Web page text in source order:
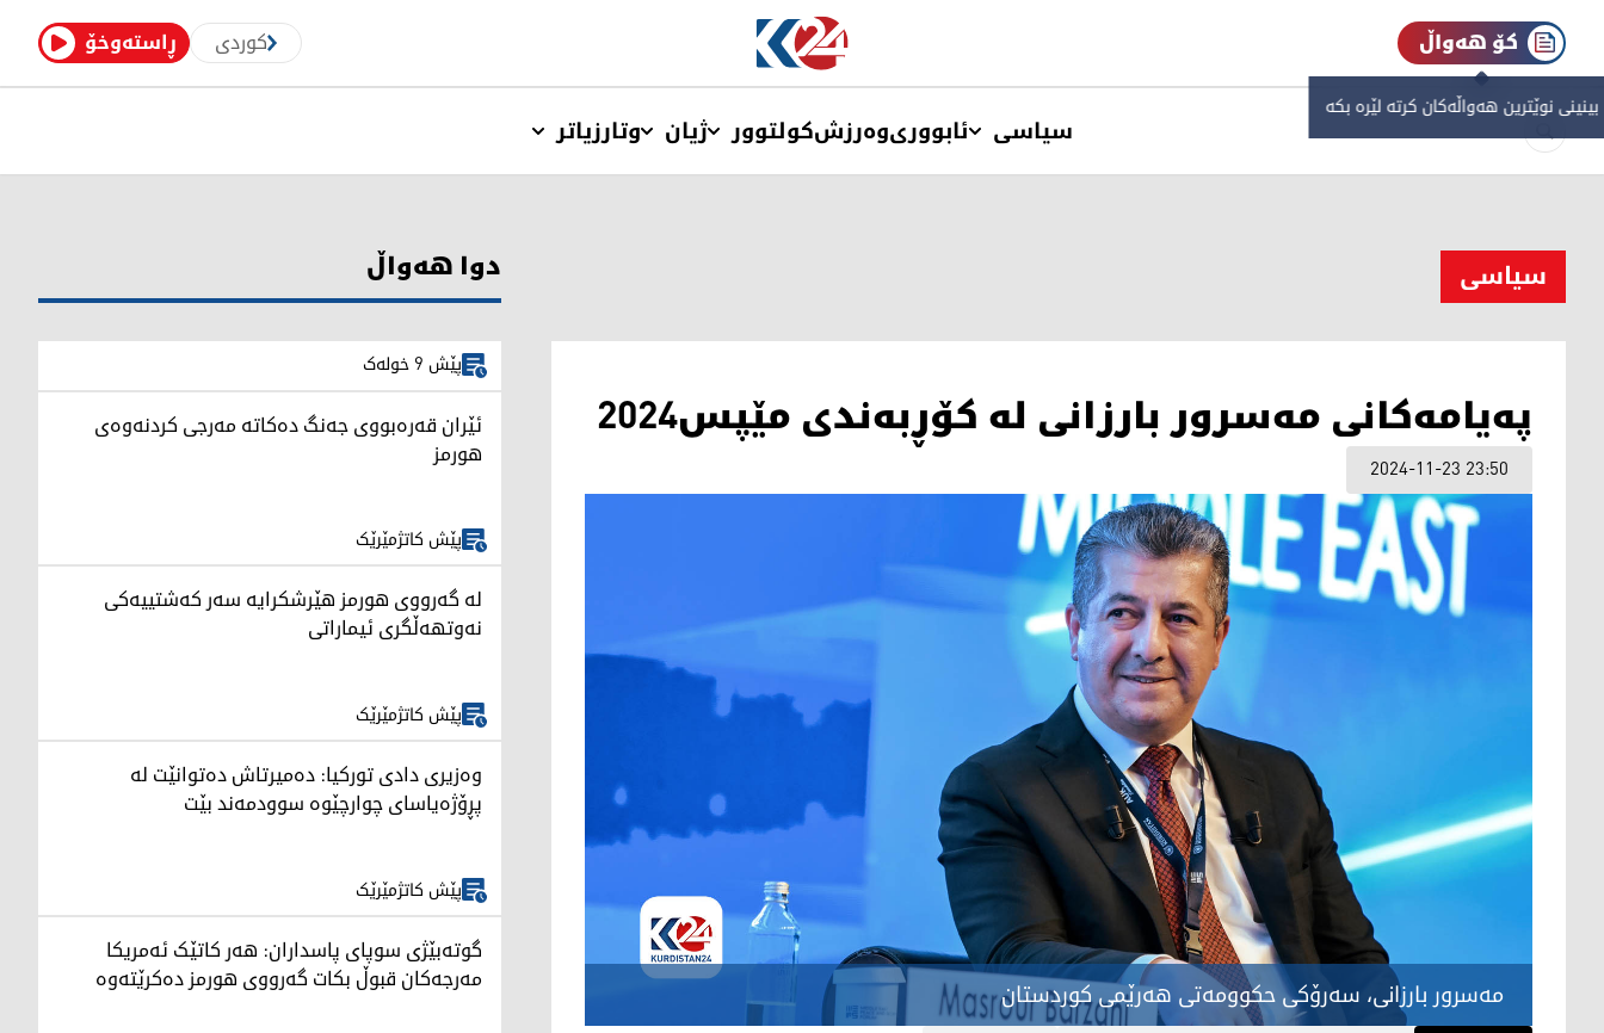
ڕاستەوخۆ کوردی کۆ هەواڵ
نوێترین هەواڵەکان کرتە لێرە بکە
سیاسی ئابووریوەرزشکولتوور ژیان وتارزیاتر
سیاسی
په‌یامه‌كانی مه‌سرور بارزانی له‌ كۆڕبه‌ندی مێپس2024
2024-11-23 23:50
مەسرور بارزانی، سەرۆکی حکوومەتی هەرێمی کوردستان
دوا هەواڵ
پێش 9 خولەک
ئێران قەرەبووی جەنگ دەکاتە مەرجی کردنەوەی
هورمز
پێش کاتژمێرێک
لە گەرووی هورمز هێرشکرایە سەر کەشتییەکی
نەوتهەڵگری ئیماراتی
پێش کاتژمێرێک
وەزیری دادی تورکیا: دەمیرتاش دەتوانێت لە
پڕۆژەیاسای چوارچێوە سوودمەند بێت
پێش کاتژمێرێک
گوتەبێژی سوپای پاسداران: هەر کاتێک ئەمریکا
مەرجەکان قبوڵ بکات گەرووی هورمز دەکرێتەوە